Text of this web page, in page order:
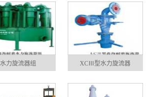
水力旋流器组 XCⅢ型水力旋流器